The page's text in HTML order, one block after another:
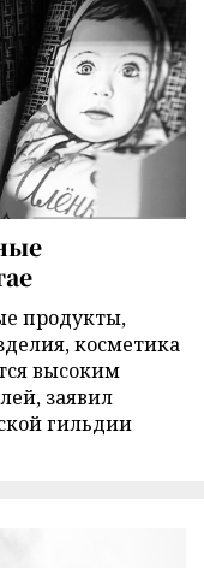
продукты,
косметика
высоким
заявил
гильдии